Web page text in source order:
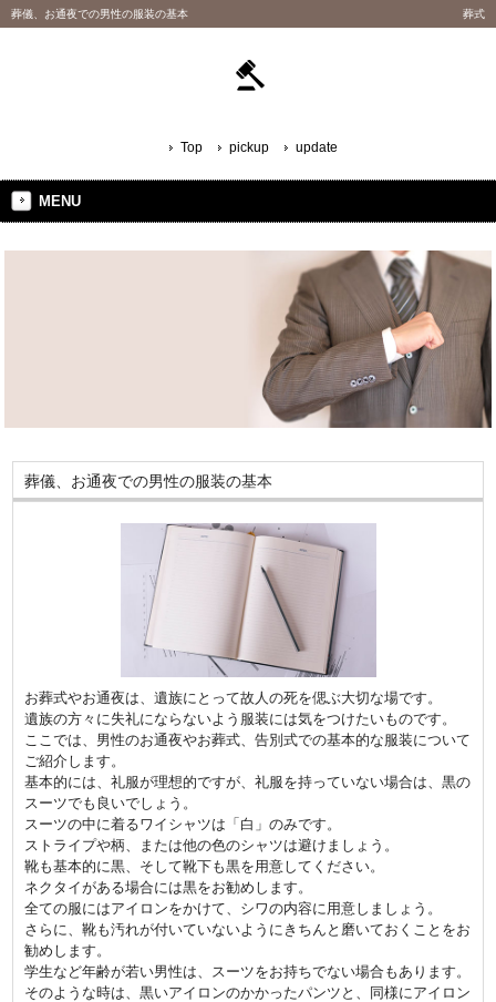
葬儀、お通夜での男性の服装の基本 葬式
Top pickup update
MENU
葬儀、お通夜での男性の服装の基本
お葬式やお通夜は、遺族にとって故人の死を偲ぶ大切な場です。
遺族の方々に失礼にならないよう服装には気をつけたいものです。
ここでは、男性のお通夜やお葬式、告別式での基本的な服装について
ご紹介します。
基本的には、礼服が理想的ですが、礼服を持っていない場合は、黒の
スーツでも良いでしょう。
スーツの中に着るワイシャツは「白」のみです。
ストライプや柄、または他の色のシャツは避けましょう。
靴も基本的に黒、そして靴下も黒を用意してください。
ネクタイがある場合には黒をお勧めします。
全ての服にはアイロンをかけて、シワの内容に用意しましょう。
さらに、靴も汚れが付いていないようにきちんと磨いておくことをお
勧めします。
学生など年齢が若い男性は、スーツをお持ちでない場合もあります。
そのような時は、黒いアイロンのかかったパンツと、同様にアイロン